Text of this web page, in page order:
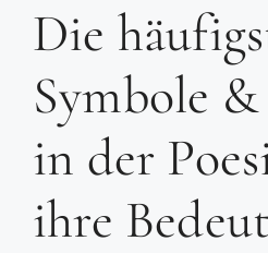
Die
Symbole
in der
ihre